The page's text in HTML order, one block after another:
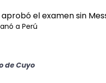
a Perú
de Cuyo